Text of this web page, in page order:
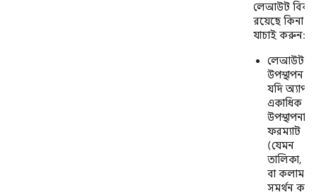
লেআউট
রয়েছে কিনা তা
যাচাই করুন:
লেআউট
উপস্থাপন —
যদি অ্যাপটি
একাধিক
উপস্থাপনা
ফরম্যাট
(যেমন
তালিকা,
বা কলাম
সমর্থন